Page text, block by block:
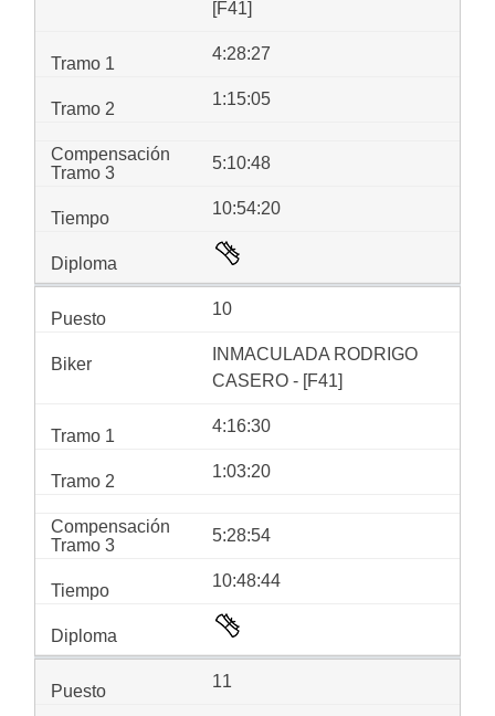
[F41]
4:28:27
1:15:05
5:10:48
10:54:20
10
INMACULADA RODRIGO
CASERO - [F41]
4:16:30
1:03:20
5:28:54
10:48:44
11